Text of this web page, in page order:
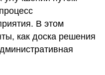
В этом
как доска решения